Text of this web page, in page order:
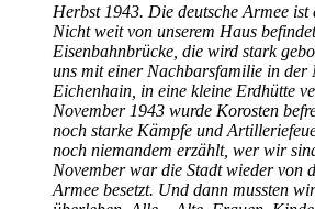
Herbst 1943. Die deutsche Armee ist
Nicht weit von unserem Haus
Eisenbahnbrücke, die wird stark
uns mit einer Nachbarsfamilie in der
Eichenhain, in eine kleine Erdhütte
November 1943 wurde Korosten
noch starke Kämpfe und
noch niemandem erzählt, wer wir
November war die Stadt wieder von
Armee besetzt. Und dann mussten